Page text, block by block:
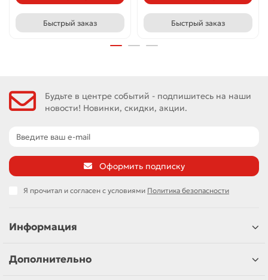
Быстрый заказ Быстрый заказ
Будьте в центре событий - подпишитесь на наши
новости! Новинки, скидки, акции.
Оформить подписку
Я прочитал и согласен с условиями Политика безопасности
Информация
Дополнительно